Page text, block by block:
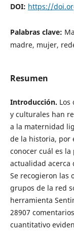
DOI: https://
Palabras clave:
madre, mujer,
Resumen
Introducción. Los
y culturales han
a la maternidad
de la historia, por
conocer cuál es
actualidad acerca
Se recogieron las
grupos de la red
herramienta
28907
cuantitativo